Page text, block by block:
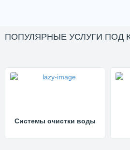
ПОПУЛЯРНЫЕ УСЛУГИ ПОД
Системы очистки воды